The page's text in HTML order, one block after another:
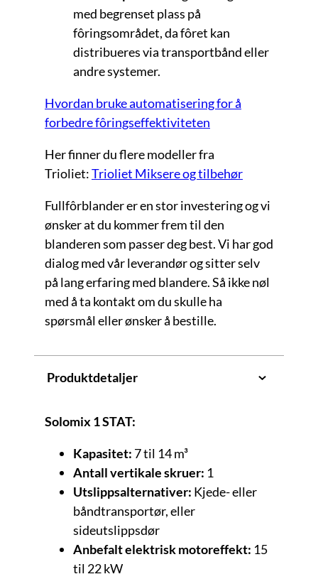
med begrenset plass på
fôringsområdet, da fôret kan
distribueres via transportbånd eller
andre systemer.
Hvordan bruke automatisering for å
forbedre fôringseffektiviteten
Her finner du flere modeller fra
Trioliet:Trioliet Miksere og tilbehør
Fullfôrblander er en stor investering og vi
ønsker at du kommer frem til den
blanderen som passer deg best. Vi har god
dialog med vår leverandør og sitter selv
på lang erfaring med blandere. Så ikke nøl
med å ta kontakt om du skulle ha
spørsmål eller ønsker å bestille.
Produktdetaljer
Solomix 1 STAT:
Kapasitet: 7 til 14 m³
Antall vertikale skruer: 1
Utslippsalternativer: Kjede- eller
båndtransportør, eller
sideutslippsdør
Anbefalt elektrisk motoreffekt: 15
til 22 kW